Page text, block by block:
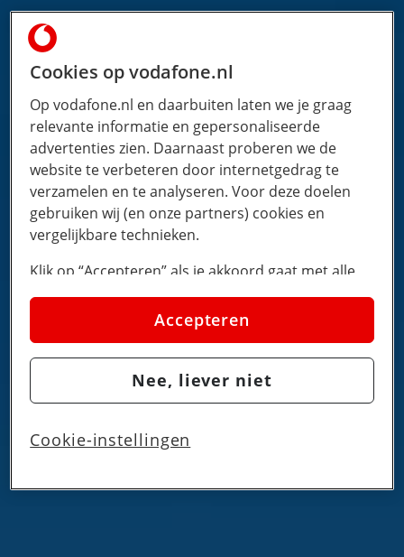
Cookies op vodafone.nl
Op vodafone.nl en daarbuiten laten we je graag
relevante informatie en gepersonaliseerde
advertenties zien. Daarnaast proberen we de
website te verbeteren door internetgedrag te
verzamelen en te analyseren. Voor deze doelen
gebruiken wij (en onze partners) cookies en
vergelijkbare technieken.
Klik op “Accepteren” als je akkoord gaat met alle
cookies. Kies je voor “Nee, liever niet”, dan
plaatsen we alleen strikt noodzakelijke cookies om
de website goed te laten werken. Dat betekent dat
we geen vormen van personalisatie toepassen.
Via cookie instellingen kan je zelf bepalen welke
wijzigen of intrekken op de
Accepteren
Nee, liever niet
Cookie-instellingen